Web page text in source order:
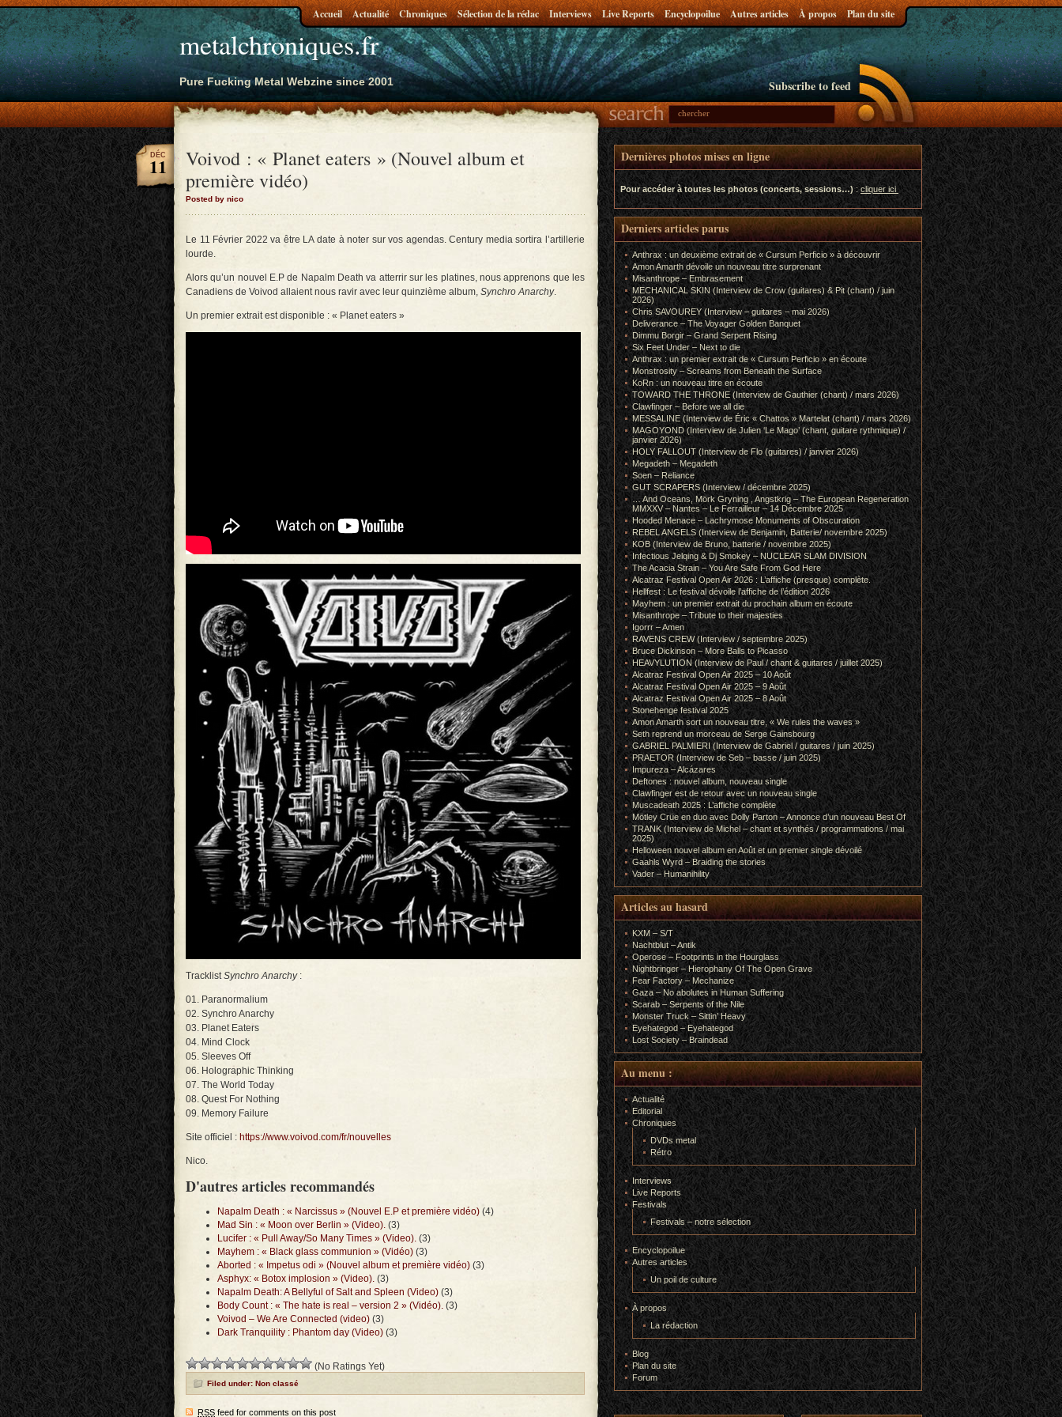
metalchroniques.fr
Pure Fucking Metal Webzine since 2001
Accueil Actualité Chroniques Sélection de la rédac Interviews Live Reports Encyclopoilue Autres articles À propos Plan du site
Subscribe to feed
Voivod : « Planet eaters » (Nouvel album et
première vidéo)
Posted by nico
DÉC
11
Le 11 Février 2022 va être LA date à noter sur vos agendas. Century media sortira l’artillerie
lourde.
Alors qu’un nouvel E.P de Napalm Death va atterrir sur les platines, nous apprenons que les
Canadiens de Voivod allaient nous ravir avec leur quinzième album, Synchro Anarchy.
Un premier extrait est disponible : « Planet eaters »
TracklistSynchro Anarchy:
01. Paranormalium
02. Synchro Anarchy
03. Planet Eaters
04. Mind Clock
05. Sleeves Off
06. Holographic Thinking
07. The World Today
08. Quest For Nothing
09. Memory Failure
Site officiel : https://www.voivod.com/fr/nouvelles
Nico.
D'autres articles recommandés
Napalm Death : « Narcissus » (Nouvel E.P et première vidéo) (4)
Mad Sin : « Moon over Berlin » (Video). (3)
Lucifer : « Pull Away/So Many Times » (Video). (3)
Mayhem : « Black glass communion » (Vidéo) (3)
Aborted : « Impetus odi » (Nouvel album et première vidéo) (3)
Asphyx: « Botox implosion » (Video). (3)
Napalm Death: A Bellyful of Salt and Spleen (Video) (3)
Body Count : « The hate is real – version 2 » (Vidéo). (3)
Voivod – We Are Connected (video) (3)
Dark Tranquility : Phantom day (Video) (3)
(No Ratings Yet)
Filed under: Non classé
RSS feed for comments on this post
Dernières photos mises en ligne
Pour accéder à toutes les photos (concerts, sessions…):cliquer ici
Derniers articles parus
Anthrax : un deuxième extrait de « Cursum Perficio » à découvrir
Amon Amarth dévoile un nouveau titre surprenant
Misanthrope – Embrasement
MECHANICAL SKIN (Interview de Crow (guitares) & Pit (chant) / juin
2026)
Chris SAVOUREY (Interview – guitares – mai 2026)
Deliverance – The Voyager Golden Banquet
Dimmu Borgir – Grand Serpent Rising
Six Feet Under – Next to die
Anthrax : un premier extrait de « Cursum Perficio » en écoute
Monstrosity – Screams from Beneath the Surface
KoRn : un nouveau titre en écoute
TOWARD THE THRONE (Interview de Gauthier (chant) / mars 2026)
Clawfinger – Before we all die
MESSALINE (Interview de Éric « Chattos » Martelat (chant) / mars 2026)
MAGOYOND (Interview de Julien ‘Le Mago’ (chant, guitare rythmique) /
janvier 2026)
HOLY FALLOUT (Interview de Flo (guitares) / janvier 2026)
Megadeth – Megadeth
Soen – Reliance
GUT SCRAPERS (Interview / décembre 2025)
… And Oceans, Mörk Gryning , Angstkrig – The European Regeneration
MMXXV – Nantes – Le Ferrailleur – 14 Décembre 2025
Hooded Menace – Lachrymose Monuments of Obscuration
REBEL ANGELS (Interview de Benjamin, Batterie/ novembre 2025)
KOB (Interview de Bruno, batterie / novembre 2025)
Infectious Jelqing & Dj Smokey – NUCLEAR SLAM DIVISION
The Acacia Strain – You Are Safe From God Here
Alcatraz Festival Open Air 2026 : L’affiche (presque) complète.
Hellfest : Le festival dévoile l’affiche de l’édition 2026
Mayhem : un premier extrait du prochain album en écoute
Misanthrope – Tribute to their majesties
Igorrr – Amen
RAVENS CREW (Interview / septembre 2025)
Bruce Dickinson – More Balls to Picasso
HEAVYLUTION (Interview de Paul / chant & guitares / juillet 2025)
Alcatraz Festival Open Air 2025 – 10 Août
Alcatraz Festival Open Air 2025 – 9 Août
Alcatraz Festival Open Air 2025 – 8 Août
Stonehenge festival 2025
Amon Amarth sort un nouveau titre, « We rules the waves »
Seth reprend un morceau de Serge Gainsbourg
GABRIEL PALMIERI (Interview de Gabriel / guitares / juin 2025)
PRAETOR (Interview de Seb – basse / juin 2025)
Impureza – Alcázares
Deftones : nouvel album, nouveau single
Clawfinger est de retour avec un nouveau single
Muscadeath 2025 : L’affiche complète
Mötley Crüe en duo avec Dolly Parton – Annonce d’un nouveau Best Of
TRANK (Interview de Michel – chant et synthés / programmations / mai
2025)
Helloween nouvel album en Août et un premier single dévoilé
Gaahls Wyrd – Braiding the stories
Vader – Humanihility
Articles au hasard
KXM – S/T
Nachtblut – Antik
Operose – Footprints in the Hourglass
Nightbringer – Hierophany Of The Open Grave
Fear Factory – Mechanize
Gaza – No abolutes in Human Suffering
Scarab – Serpents of the Nile
Monster Truck – Sittin’ Heavy
Eyehategod – Eyehategod
Lost Society – Braindead
Au menu :
Actualité
Editorial
Chroniques
DVDs metal
Rétro
Interviews
Live Reports
Festivals
Festivals – notre sélection
Encyclopoilue
Autres articles
Un poil de culture
À propos
La rédaction
Blog
Plan du site
Forum